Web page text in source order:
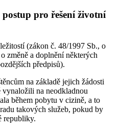
pro řešení životní
(zákon č. 48/1997 Sb., o
změně a doplnění některých
předpisů).
na základě jejich žádosti
vynaložili na neodkladnou
během pobytu v cizině, a to
takových služeb, pokud by
republiky.